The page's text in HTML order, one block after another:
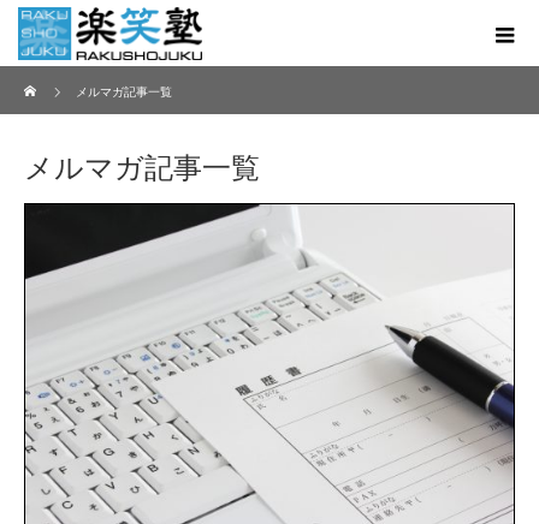
メルマガ記事一覧
メルマガ記事一覧